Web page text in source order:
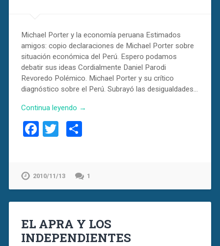
Michael Porter y la economía peruana Estimados
amigos: copio declaraciones de Michael Porter sobre
situación económica del Perú. Espero podamos
debatir sus ideas Cordialmente Daniel Parodi
Revoredo Polémico. Michael Porter y su crítico
diagnóstico sobre el Perú. Subrayó las desigualdades…
Continua leyendo →
Facebook
Twitter
2010/11/13 1
EL APRA Y LOS
INDEPENDIENTES